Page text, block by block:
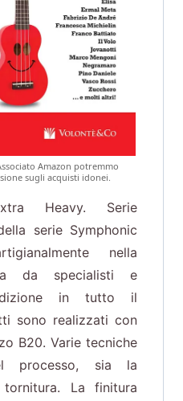
Amazon potremmo
sugli acquisti idonei.
Heavy. Serie
serie Symphonic
nella
da specialisti e
in tutto il
sono realizzati con
B20. Varie tecniche
processo, sia la
La finitura